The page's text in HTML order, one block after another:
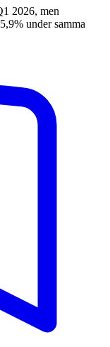
2026, men
under samma